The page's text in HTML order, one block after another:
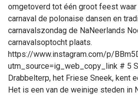
omgetoverd tot één groot feest waar
carnaval de polonaise dansen en
carnavalszondag de NaNeerlands
carnavalsoptocht plaats.
https://www.instagram.com/p/
utm_source=ig_web_copy_link # 5
Drabbelterp, het Friese Sneek, kent
Het is een van de weinige steden in